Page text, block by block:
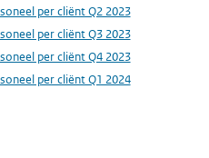
per cliënt Q2 2023
per cliënt Q3 2023
per cliënt Q4 2023
per cliënt Q1 2024